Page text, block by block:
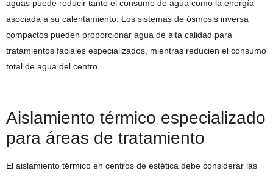
aguas puede reducir tanto el consumo de agua como la energía
asociada a su calentamiento. Los sistemas de ósmosis inversa
compactos pueden proporcionar agua de alta calidad para
tratamientos faciales especializados, mientras reducien el consumo
total de agua del centro.
Aislamiento térmico especializado
para áreas de tratamiento
El aislamiento térmico en centros de estética debe considerar las